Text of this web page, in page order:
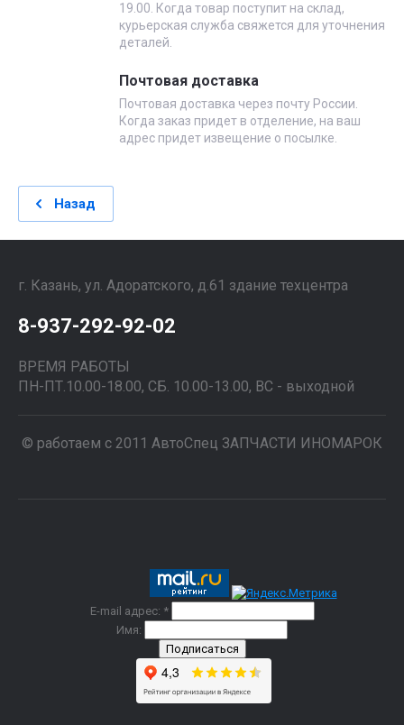
19.00. Когда товар поступит на склад,
курьерская служба свяжется для уточнения
деталей.
Почтовая доставка
Почтовая доставка через почту России.
Когда заказ придет в отделение, на ваш
адрес придет извещение о посылке.
Назад
г. Казань, ул. Адоратского, д.61 здание техцентра
8-937-292-92-02
ВРЕМЯ РАБОТЫ
ПН-ПТ.10.00-18.00, СБ. 10.00-13.00, ВС - выходной
© работаем с 2011 АвтоСпец ЗАПЧАСТИ ИНОМАРОК
E-mail адрес: *
Имя: